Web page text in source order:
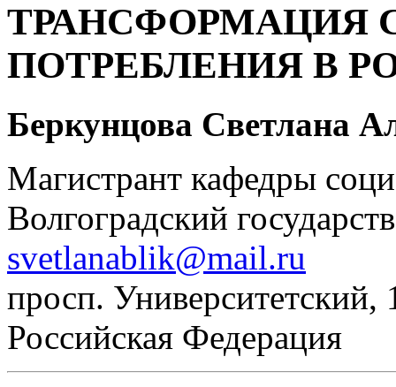
ТРАНСФОРМАЦИЯ
ПОТРЕБЛЕНИЯ В
Беркунцова Светлана
Магистрант кафедры
Волгоградский
svetlanablik@mail.ru
просп. Университетский,
Российская Федерация